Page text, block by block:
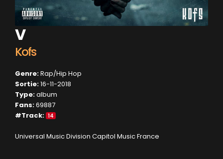
V
Kofs
Genre:Rap/Hip Hop
Sortie:16-11-2018
Type:album
Fans:69887
#Track: 14
Universal Music Division Capitol Music France